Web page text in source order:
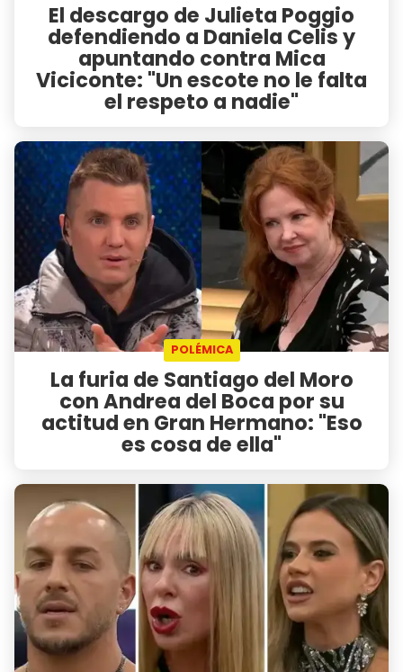
El descargo de Julieta Poggio
defendiendo a Daniela Celis y
apuntando contra Mica
Viciconte: "Un escote no le falta
el respeto a nadie"
POLÉMICA
La furia de Santiago del Moro
con Andrea del Boca por su
actitud en Gran Hermano: "Eso
es cosa de ella"